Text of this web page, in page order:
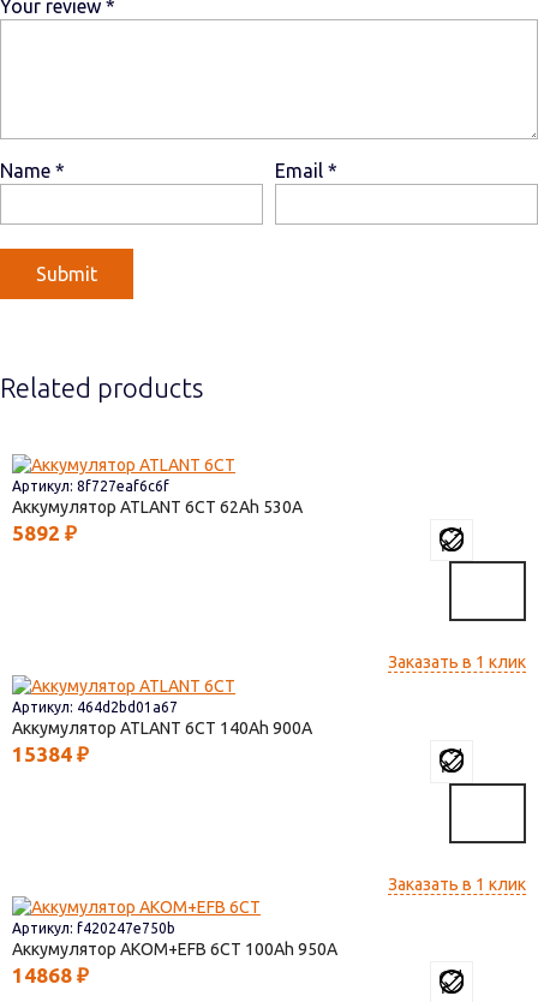
Your review *
Name * Email *
Related products
Артикул: 8f727eaf6c6f
Аккумулятор ATLANT 6СТ 62 530
5892 ₽
Заказать в 1 клик
Артикул: 464d2bd01a67
Аккумулятор ATLANT 6СТ 140 900
15384 ₽
Заказать в 1 клик
Артикул: f420247e750b
Аккумулятор AKOM+EFB 6СТ 100 950
14868 ₽